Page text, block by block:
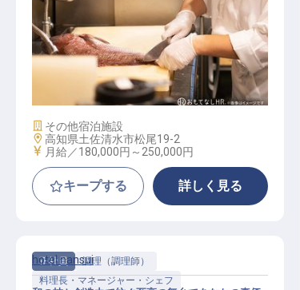
和食 / 正社員
施設業態
その他宿泊施設
勤務地
高知県土佐清水市松尾19-2
給与
月給／180,000円～ 250,000円
キープする 詳しく見る
正社員
調理（調理師）
料理長・マネージャー・シェフ
hotel nansui